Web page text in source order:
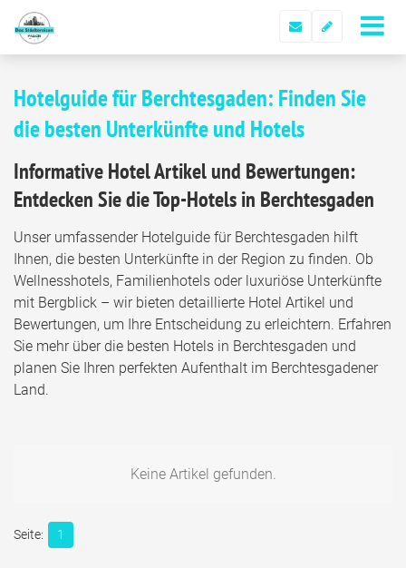
Hotelguide für Berchtesgaden: Finden Sie
die besten Unterkünfte und Hotels
Informative Hotel Artikel und Bewertungen:
Entdecken Sie die Top-Hotels in Berchtesgaden
Unser umfassender Hotelguide für Berchtesgaden hilft
Ihnen, die besten Unterkünfte in der Region zu finden. Ob
Wellnesshotels, Familienhotels oder luxuriöse Unterkünfte
mit Bergblick – wir bieten detaillierte Hotel Artikel und
Bewertungen, um Ihre Entscheidung zu erleichtern. Erfahren
Sie mehr über die besten Hotels in Berchtesgaden und
planen Sie Ihren perfekten Aufenthalt im Berchtesgadener
Land.
Keine Artikel gefunden.
1